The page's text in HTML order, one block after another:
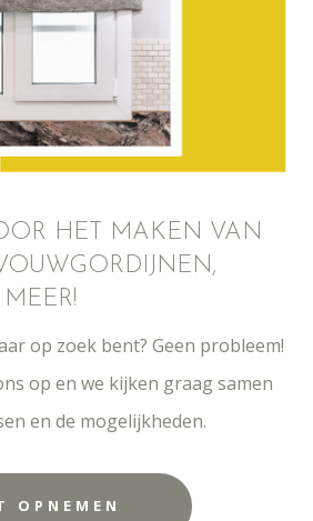
HET MAKEN VAN
op zoek bent? Geen probleem!
op en we kijken graag samen
en de mogelijkheden.
OPNEMEN